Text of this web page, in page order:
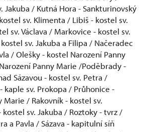
Jakuba / Kutná Hora - Sankturinovský
sv. Klimenta / Libiš - kostel sv.
sv. Václava / Markovice - kostel sv.
sv. Jakuba a Filipa / Načeradec
/ Olešky - kostel Narození Panny
Panny Marie /Poděbrady -
Sázavou - kostel sv. Petra /
kaple sv. Prokopa / Průhonice -
Marie / Rakovník - kostel sv.
sv. Jakuba / Roztoky - tvrz /
a Pavla / Sázava - kapitulní síň